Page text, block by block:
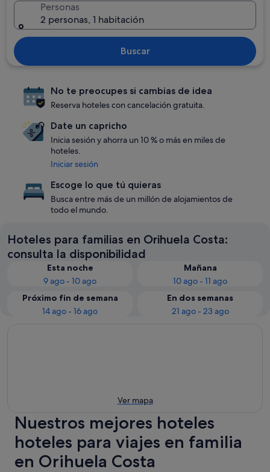
Personas
2 personas, 1 habitación
Buscar
No te preocupes si cambias de idea
Reserva hoteles con cancelación gratuita.
Date un capricho
Inicia sesión y ahorra un 10 % o más en miles de
hoteles.
Iniciar sesión
Escoge lo que tú quieras
Busca entre más de un millón de alojamientos de
todo el mundo.
Hoteles para familias en Orihuela Costa:
consulta la disponibilidad
Esta noche
9 ago - 10 ago
Mañana
10 ago - 11 ago
Próximo fin de semana
14 ago - 16 ago
En dos semanas
21 ago - 23 ago
Ver mapa
Nuestros mejores hoteles
hoteles para viajes en familia
en Orihuela Costa